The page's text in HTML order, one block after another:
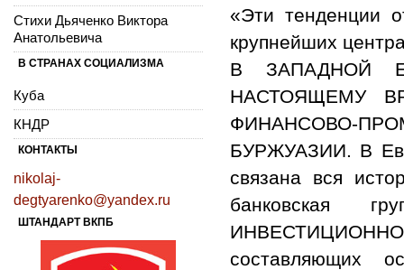
«Эти тенденции
крупнейших
В ЗАПАДНОЙ
НАСТОЯЩЕМУ
ФИНАНСОВО-
БУРЖУАЗИИ. В
связана вся
банковская
составляющих
Стихи Дьяченко Виктора
Анатольевича
В СТРАНАХ СОЦИАЛИЗМА
Куба
КНДР
КОНТАКТЫ
nikolaj-
degtyarenko@yandex.ru
ШТАНДАРТ ВКПБ